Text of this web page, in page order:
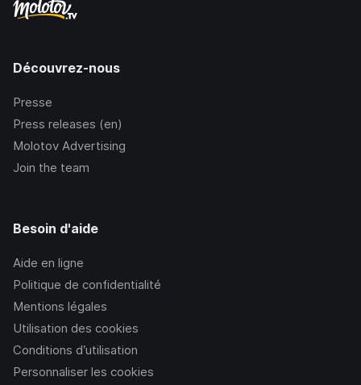
Découvrez-nous
Presse
Press releases (en)
Molotov Advertising
Join the team
Besoin d'aide
Aide en ligne
Politique de confidentialité
Mentions légales
Utilisation des cookies
Conditions d’utilisation
Personnaliser les cookies